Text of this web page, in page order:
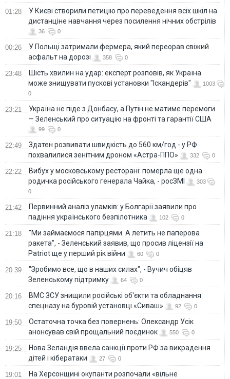
01:28
У Києві створили петицію про переведення всіх шкіл на
дистанціне навчання через посилення нічних обстрілів
36 0
00:26
У Польщі затримали фермера, який переорав свіжий
асфальт на дорозі
358 0
23:48
Шість хвилин на удар: експерт розповів, як Україна
може знищувати пускові установки "Іскандерів"
1003
0
23:21
Україна не піде з Донбасу, а Путін не матиме перемоги
— Зеленський про ситуацію на фронті та гарантії США
99 0
22:49
Здатен розвивати швидкість до 560 км/год - у РФ
похвалилися зенітним дроном «Астра-ППО»
332 0
22:22
Вибух у московському ресторані: померла ще одна
родичка російського генерала Чайка, - росЗМІ
303
0
21:42
Первинний аналіз уламків: у Болгарії заявили про
падіння українського безпілотника
102 0
21:18
"Ми займаємося папірцями. А летить не паперова
ракета", - Зеленський заявив, що просив ліцензії на
Patriot ще у перший рік війни
60 0
20:39
"Зробимо все, що в наших силах", - Вучич обіцяв
Зеленському підтримку
64 0
20:16
ВМС ЗСУ знищили російські об'єкти та обладнання
спецназу на буровій установці «Сиваш»
92 0
19:50
Остаточна точка без повернень: Олександр Усік
анонсував свій прощальний поєдинок
550 0
19:25
Нова Зеландія ввела санкції проти РФ за викрадення
дітей і кібератаки
27 0
19:01
На Херсонщині окупанти розпочали «вільне